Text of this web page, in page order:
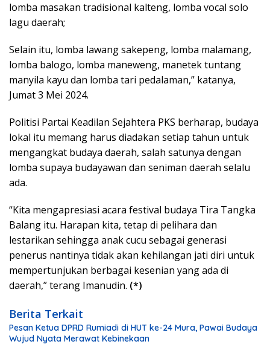
lomba masakan tradisional kalteng, lomba vocal solo
lagu daerah;
Selain itu, lomba lawang sakepeng, lomba malamang,
lomba balogo, lomba maneweng, manetek tuntang
manyila kayu dan lomba tari pedalaman,” katanya,
Jumat 3 Mei 2024.
Politisi Partai Keadilan Sejahtera PKS berharap, budaya
lokal itu memang harus diadakan setiap tahun untuk
mengangkat budaya daerah, salah satunya dengan
lomba supaya budayawan dan seniman daerah selalu
ada.
“Kita mengapresiasi acara festival budaya Tira Tangka
Balang itu. Harapan kita, tetap di pelihara dan
lestarikan sehingga anak cucu sebagai generasi
penerus nantinya tidak akan kehilangan jati diri untuk
mempertunjukan berbagai kesenian yang ada di
daerah,” terang Imanudin. (*)
Berita Terkait
Pesan Ketua DPRD Rumiadi di HUT ke-24 Mura, Pawai Budaya
Wujud Nyata Merawat Kebinekaan